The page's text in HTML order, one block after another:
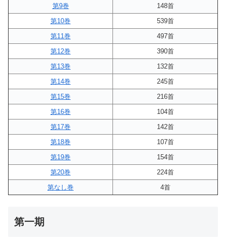
第9巻
148首
第10巻
539首
第11巻
497首
第12巻
390首
第13巻
132首
第14巻
245首
第15巻
216首
第16巻
104首
第17巻
142首
第18巻
107首
第19巻
154首
第20巻
224首
第なし巻
4首
第一期